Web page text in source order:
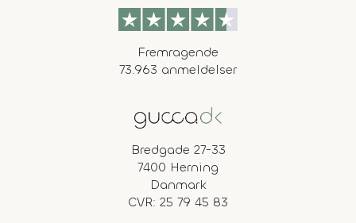
Fremragende
73.963 anmeldelser
Bredgade 27-33
7400 Herning
Danmark
CVR: 25 79 45 83